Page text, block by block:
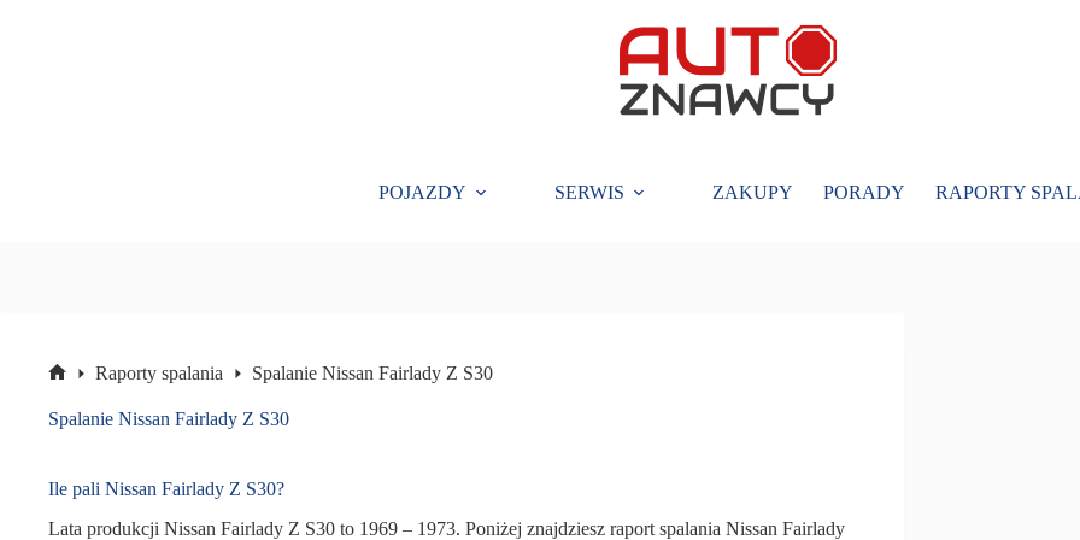
POJAZDY SERWIS ZAKUPY PORADY RAPORTY
główna
Raporty spalania Spalanie Nissan Fairlady Z S30
Spalanie Nissan Fairlady Z S30
Ile pali Nissan Fairlady Z S30?
Lata produkcji Nissan Fairlady Z S30 to 1969 – 1973. Poniżej znajdziesz raport spalania Nissan Fairlady